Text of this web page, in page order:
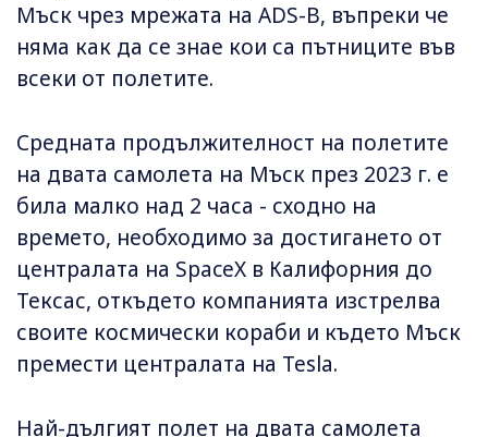
Мъск чрез мрежата на ADS-B, въпреки че
няма как да се знае кои са пътниците във
всеки от полетите.
Средната продължителност на полетите
на двата самолета на Мъск през 2023 г. е
била малко над 2 часа - сходно на
времето, необходимо за достигането от
централата на SpaceX в Калифорния до
Тексас, откъдето компанията изстрелва
своите космически кораби и където Мъск
премести централата на Tesla.
Най-дългият полет на двата самолета